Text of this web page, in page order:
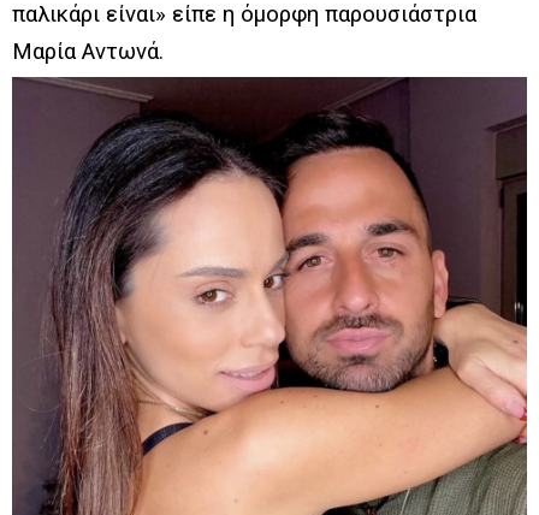
παλικάρι είναι» είπε η όμορφη παρουσιάστρια
Μαρία Αντωνά.